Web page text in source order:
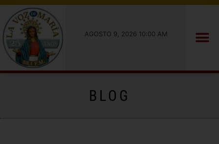
AGOSTO 9, 2026 10:00 AM
BLOG